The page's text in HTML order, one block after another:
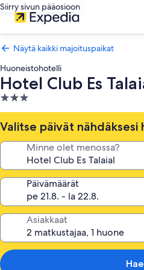
Siirry sivun pääosioon
Näytä kaikki majoituspaikat
Huoneistohotelli
Hotel Club Es
3.0
tähden
majoituspaikka
Valitse päivät nähdäksesi
Minne olet menossa?
Päivämäärät
Asiakkaat
Hae